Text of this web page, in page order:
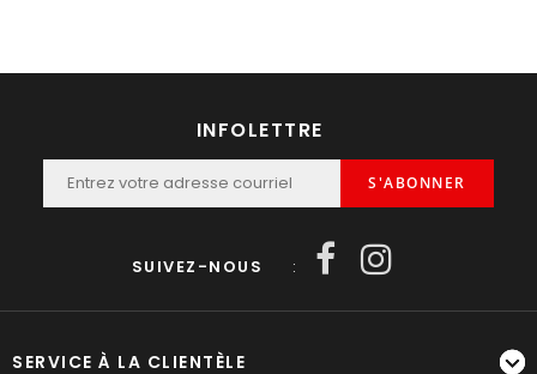
INFOLETTRE
S'ABONNER
SUIVEZ-NOUS :
SERVICE À LA CLIENTÈLE